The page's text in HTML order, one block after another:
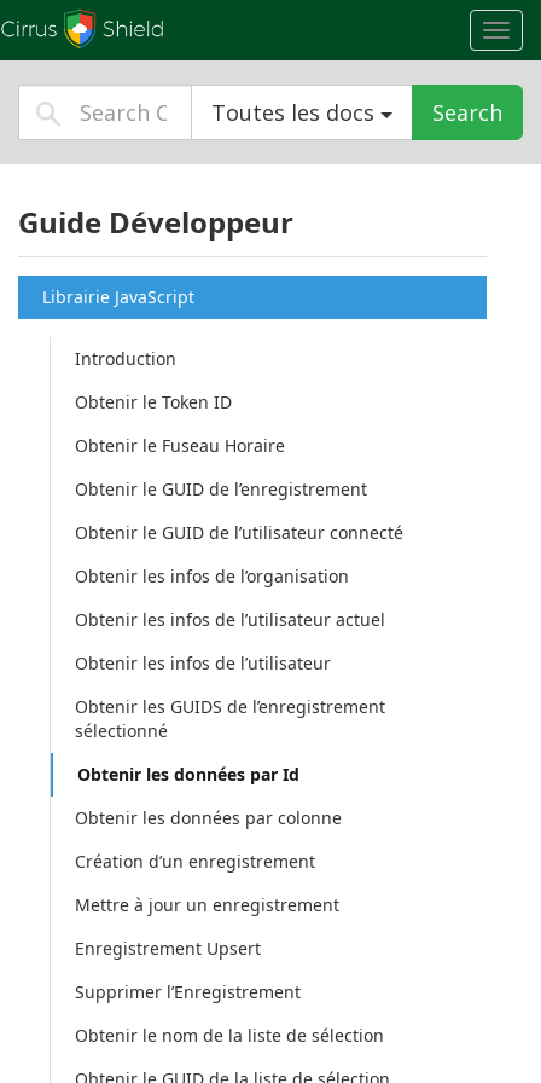
Toutes les docs Search
Guide Développeur
Librairie JavaScript
Introduction
Obtenir le Token ID
Obtenir le Fuseau Horaire
Obtenir le GUID de l’enregistrement
Obtenir le GUID de l’utilisateur connecté
Obtenir les infos de l’organisation
Obtenir les infos de l’utilisateur actuel
Obtenir les infos de l’utilisateur
Obtenir les GUIDS de l’enregistrement
sélectionné
Obtenir les données par Id
Obtenir les données par colonne
Création d’un enregistrement
Mettre à jour un enregistrement
Enregistrement Upsert
Supprimer l’Enregistrement
Obtenir le nom de la liste de sélection